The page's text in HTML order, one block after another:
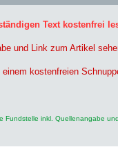
Text kostenfrei
und Link zum Artikel
kostenfreien
Fundstelle inkl. Quellenangabe